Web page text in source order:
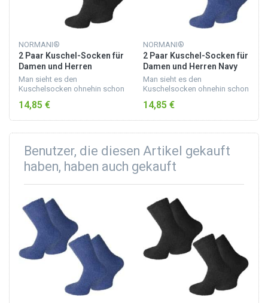
NORMANI®
2 Paar Kuschel-Socken für
Damen und Herren
Schwarz
Man sieht es den
Kuschelsocken ohnehin schon
Wohlfühlen gemacht sind.
Bett- un...
14,85 €
NORMANI®
2 Paar Kuschel-Socken für
Damen und Herren Navy
Man sieht es den
Kuschelsocken ohnehin schon
Wohlfühlen gemacht sind.
Bett- un...
14,85 €
Benutzer, die diesen Artikel gekauft
haben, haben auch gekauft